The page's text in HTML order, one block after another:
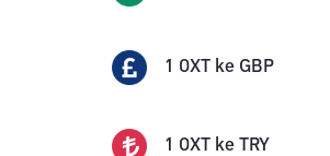
1 OXT ke GBP
1 OXT ke TRY